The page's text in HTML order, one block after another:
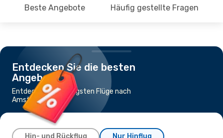
Beste Angebote Häufig gestellte Fragen
Entdecken Sie die besten
Angebote
Entdecke die günstigsten Flüge nach
Amsterdam
Hin- und Rückflug Nur Hinflug